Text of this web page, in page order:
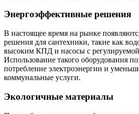
Энергоэффективные решения
В настоящее время на рынке
решения для сантехники, такие как
высоким КПД и насосы с
Использование такого оборудования
потребление электроэнергии и
коммунальные услуги.
Экологичные материалы